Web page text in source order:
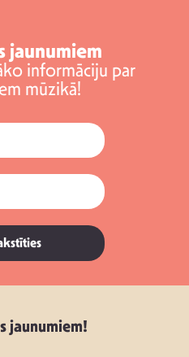
jaunumiem
informāciju par
mūzikā!
jaunumiem!